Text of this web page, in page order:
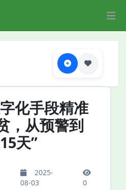
化手段精准
，从预警到
天”
2025-
08-03
0